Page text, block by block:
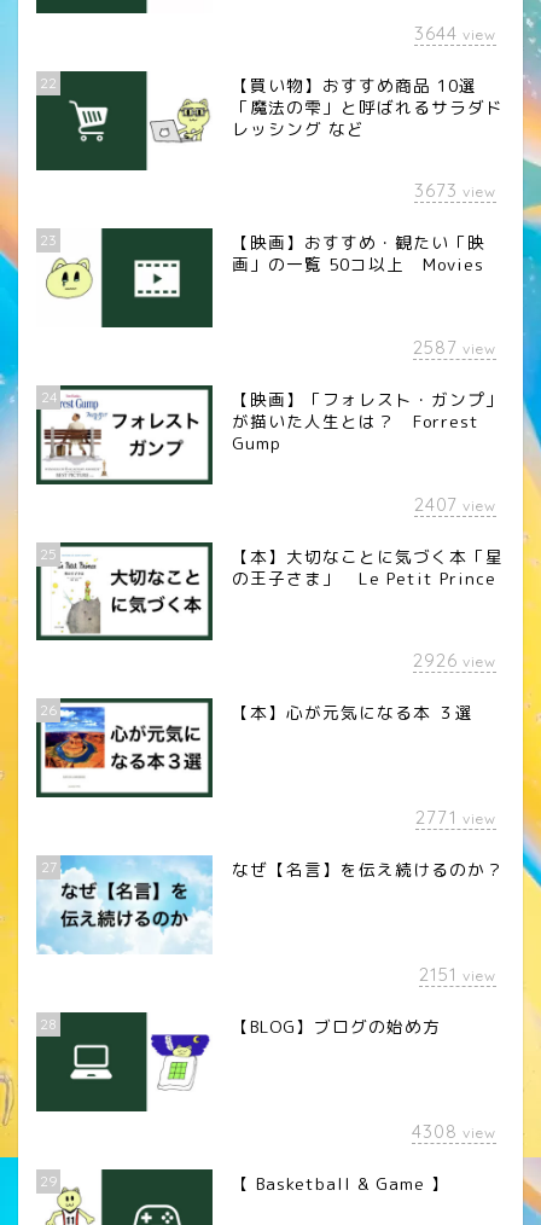
3644 view
22
【買い物】おすすめ商品 10選
「魔法の雫」と呼ばれるサラダド
レッシング など
3673 view
23
【映画】おすすめ・観たい「映
画」の一覧 50コ以上 Movies
2587 view
24
【映画】「フォレスト・ガンプ」
が描いた人生とは？ Forrest
Gump
2407 view
25
【本】大切なことに気づく本「星
の王子さま」 Le Petit Prince
2926 view
26 【本】心が元気になる本 ３選
2771 view
27 なぜ【名言】を伝え続けるのか？
2151 view
28 【BLOG】ブログの始め方
4308 view
29 【 Basketball & Game 】